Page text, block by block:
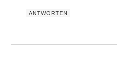
ANTWORTEN